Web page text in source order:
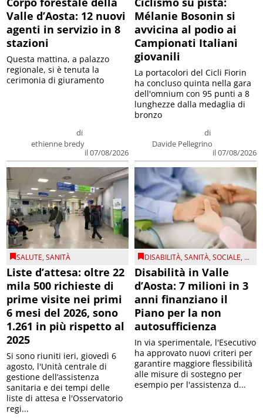
Valle d’Aosta: 12 nuovi
agenti in servizio in 8
stazioni
di
ethienne bredy
il 07/08/2026
Questa mattina, a palazzo
regionale, si è tenuta la
cerimonia di giuramento
Mélanie Bosonin si
avvicina al podio ai
Campionati Italiani
giovanili
di
Davide Pellegrino
il 07/08/2026
La portacolori del Cicli Fiorin
ha concluso quinta nella gara
dell'omnium con 95 punti a 8
lunghezze dalla medaglia di
bronzo
SALUTE,SANITÀ
Liste d’attesa: oltre 22
mila 500 richieste di
prime visite nei primi
6 mesi del 2026, sono
1.261 in più rispetto al
2025
Si sono riuniti ieri, giovedì 6
agosto, l'Unità centrale di
gestione dell’assistenza
sanitaria e dei tempi delle
liste di attesa e l'Osservatorio
regi...
DISABILITÀ,SANITÀ,SOCIALE, ...
Disabilità in Valle
d’Aosta: 7 milioni in 3
anni finanziano il
Piano per la non
autosufficienza
In via sperimentale, l'Esecutivo
ha approvato nuovi criteri per
garantire maggiore flessibilità
alle misure di sostegno per
esempio per l'assistenza d...